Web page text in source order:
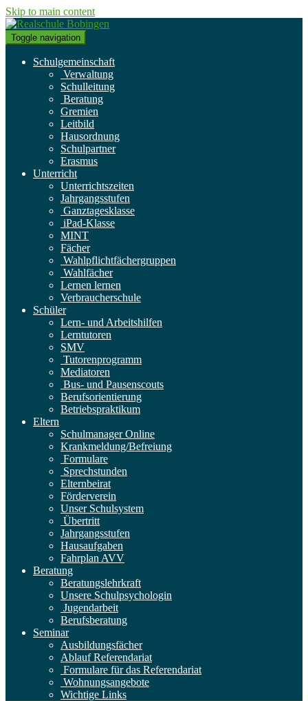
Skip to main content
Toggle navigation
Schulgemeinschaft
Verwaltung
Schulleitung
Beratung
Gremien
Leitbild
Hausordnung
Schulpartner
Erasmus
Unterricht
Unterrichtszeiten
Jahrgangsstufen
Ganztagesklasse
iPad-Klasse
MINT
Fächer
Wahlpflichtfächergruppen
Wahlfächer
Lernen lernen
Verbraucherschule
Schüler
Lern- und Arbeitshilfen
Lerntutoren
SMV
Tutorenprogramm
Mediatoren
Bus- und Pausenscouts
Berufsorientierung
Betriebspraktikum
Eltern
Schulmanager Online
Krankmeldung/Befreiung
Formulare
Sprechstunden
Elternbeirat
Förderverein
Unser Schulsystem
Übertritt
Jahrgangsstufen
Hausaufgaben
Fahrplan AVV
Beratung
Beratungslehrkraft
Unsere Schulpsychologin
Jugendarbeit
Berufsberatung
Seminar
Ausbildungsfächer
Ablauf Referendariat
Formulare für das Referendariat
Wohnungsangebote
Wichtige Links